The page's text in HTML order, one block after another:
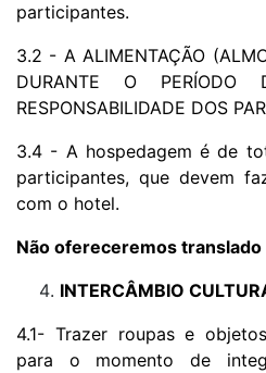
participantes.
3.2 - A ALIMENTAÇÃO
DURANTE O
RESPONSABILIDADE DOS
3.4 - A hospedagem é de
participantes, que devem
com o hotel.
Não ofereceremos
INTERCÂMBIO
4.1- Trazer roupas e
para o momento de